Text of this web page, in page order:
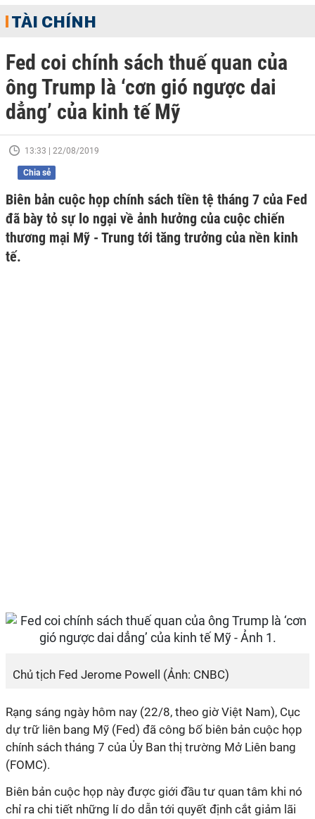
TÀI CHÍNH
Fed coi chính sách thuế quan của
ông Trump là ‘cơn gió ngược dai
dẳng’ của kinh tế Mỹ
13:33 | 22/08/2019
Chia sẻ
Biên bản cuộc họp chính sách tiền tệ tháng 7 của Fed
đã bày tỏ sự lo ngại về ảnh hưởng của cuộc chiến
thương mại Mỹ - Trung tới tăng trưởng của nền kinh
tế.
Chủ tịch Fed Jerome Powell (Ảnh: CNBC)
Rạng sáng ngày hôm nay (22/8, theo giờ Việt Nam), Cục
dự trữ liên bang Mỹ (Fed) đã công bố biên bản cuộc họp
chính sách tháng 7 của Ủy Ban thị trường Mở Liên bang
(FOMC).
Biên bản cuộc họp này được giới đầu tư quan tâm khi nó
chỉ ra chi tiết những lí do dẫn tới quyết định cắt giảm lãi